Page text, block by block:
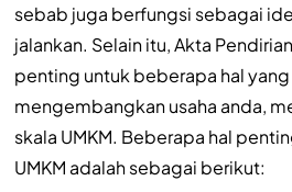
sebab juga berfungsi sebagai
jalankan. Selain itu, Akta
penting untuk beberapa hal
mengembangkan usaha anda,
skala UMKM. Beberapa hal
UMKM adalah sebagai berikut: